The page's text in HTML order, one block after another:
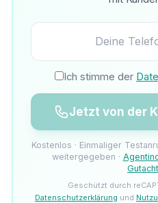
Ich stimme der
Jetzt von der
Kostenlos · Einmaliger
weitergegeben ·
Geschützt durch
Datenschutzerklärung und